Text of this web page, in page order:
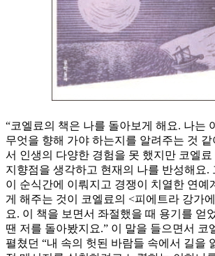
“코엘료의 책은 나를 돌아보게 해요. 나는
무엇을 향해 가야 하는지를 알려주는 것 같
서 인생의 다양한 경험을 못 했지만 코엘료
지향점을 생각하고 현재의 나를 반성해요.
이 순식간에 이뤄지고 경쟁이 치열한 연예
게 해주는 것이 코엘료의 <피에트라 강가
요. 이 책을 보면서 좌절했을 때 용기를 얻
땐 저를 돌아봤지요.” 이 말을 들으면서 코
펼쳤던 “내 속의 헛된 바람들 속에서 길을